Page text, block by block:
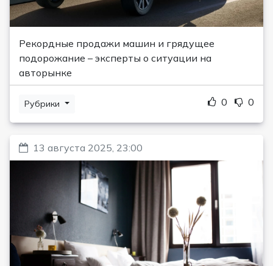
Рекордные продажи машин и грядущее
подорожание – эксперты о ситуации на
авторынке
Рубрики 0 0
13 августа 2025, 23:00